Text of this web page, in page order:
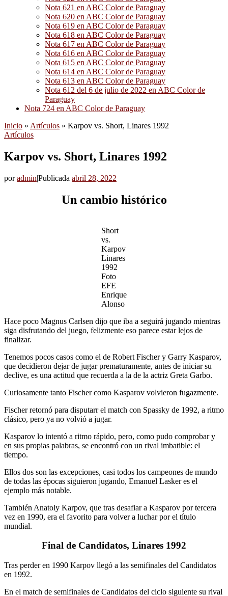
Nota 621 en ABC Color de Paraguay
Nota 620 en ABC Color de Paraguay
Nota 619 en ABC Color de Paraguay
Nota 618 en ABC Color de Paraguay
Nota 617 en ABC Color de Paraguay
Nota 616 en ABC Color de Paraguay
Nota 615 en ABC Color de Paraguay
Nota 614 en ABC Color de Paraguay
Nota 613 en ABC Color de Paraguay
Nota 612 del 6 de julio de 2022 en ABC Color de
Paraguay
Nota 724 en ABC Color de Paraguay
Inicio » Artículos » Karpov vs. Short, Linares 1992
Artículos
Karpov vs. Short, Linares 1992
poradmin|Publicada abril 28, 2022
Un cambio histórico
Short
vs.
Karpov
Linares
1992
Foto
EFE
Enrique
Alonso
Hace poco Magnus Carlsen dijo que iba a seguirá jugando mientras
siga disfrutando del juego, felizmente eso parece estar lejos de
finalizar.
Tenemos pocos casos como el de Robert Fischer y Garry Kasparov,
que decidieron dejar de jugar prematuramente, antes de iniciar su
declive, es una actitud que recuerda a la de la actriz Greta Garbo.
Curiosamente tanto Fischer como Kasparov volvieron fugazmente.
Fischer retornó para disputarr el match con Spassky de 1992, a ritmo
clásico, pero ya no volvió a jugar.
Kasparov lo intentó a ritmo rápido, pero, como pudo comprobar y
en sus propias palabras, se encontró con un rival imbatible: el
tiempo.
Ellos dos son las excepciones, casi todos los campeones de mundo
de todas las épocas siguieron jugando, Emanuel Lasker es el
ejemplo más notable.
También Anatoly Karpov, que tras desafiar a Kasparov por tercera
vez en 1990, era el favorito para volver a luchar por el título
mundial.
Final de Candidatos, Linares 1992
Tras perder en 1990 Karpov llegó a las semifinales del Candidatos
en 1992.
En el match de semifinales de Candidatos del ciclo siguiente su rival